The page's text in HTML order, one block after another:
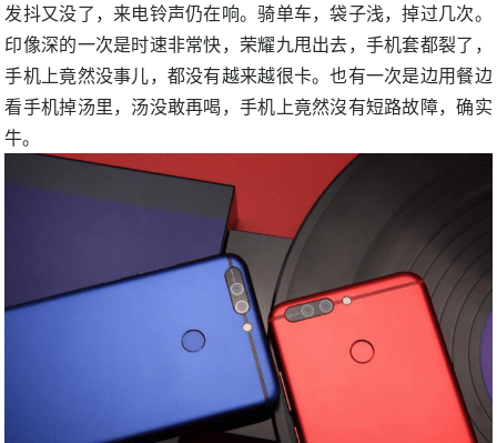
发抖又没了，来电铃声仍在响。骑单车，袋子浅，掉过几次。
印像深的一次是时速非常快，荣耀九甩出去，手机套都裂了，
手机上竟然没事儿，都没有越来越很卡。也有一次是边用餐边
看手机掉汤里，汤没敢再喝，手机上竟然沒有短路故障，确实
牛。